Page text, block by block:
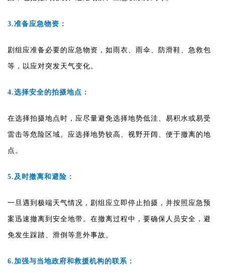
3.准备应急物资：
剧组应准备必要的应急物资，如雨衣、雨伞、防滑鞋、急救包
等，以应对突发天气变化。
4.选择安全的拍摄地点：
在选择拍摄地点时，应尽量避免选择地势低洼、易积水或易受
雷击等危险区域。应选择地势较高、视野开阔、便于撤离的地
点。
5.及时撤离和避险：
一旦遇到极端天气情况，剧组应立即停止拍摄，并按照应急预
案迅速撤离到安全地带。在撤离过程中，要确保人员安全，避
免发生踩踏、滑倒等意外事故。
6.加强与当地政府和救援机构的联系：